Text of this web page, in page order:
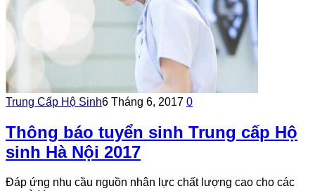
Trung Cấp Hộ Sinh6 Tháng 6, 2017 0
Thông báo tuyển sinh Trung cấp Hộ
sinh Hà Nội 2017
Đáp ứng nhu cầu nguồn nhân lực chất lượng cao cho các